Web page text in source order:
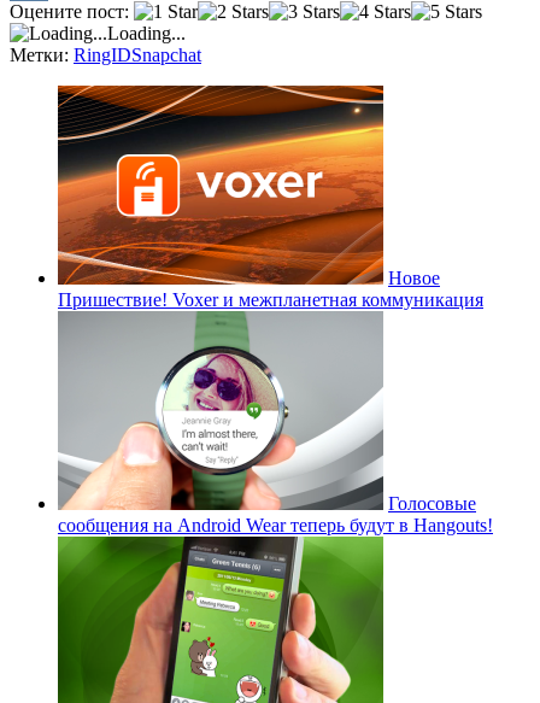
VK
Оцените пост:
Loading...
Метки: RingIDSnapchat
Новое
Пришествие! Voxer и межпланетная коммуникация
Голосовые
сообщения на Android Wear теперь будут в Hangouts!